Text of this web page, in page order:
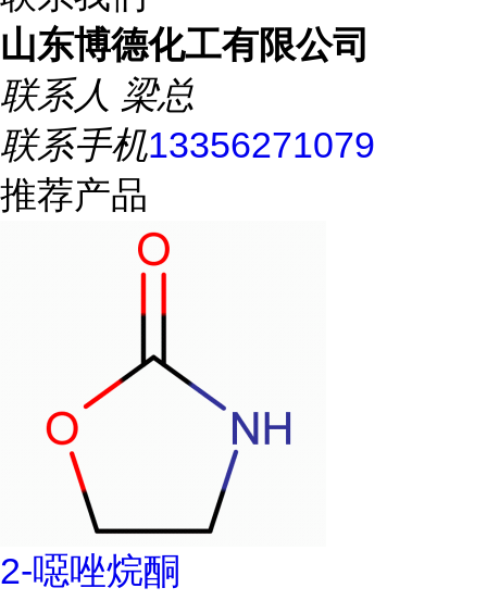
山东博德化工有限公司
联系人 梁总
联系手机13356271079
推荐产品
2-噁唑烷酮